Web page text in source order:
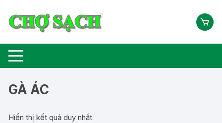
GÀ ÁC
Hiển thị kết quả duy nhất